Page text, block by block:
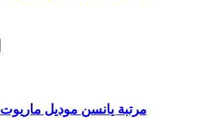
مرتبة يانسن موديل ماريوت 160*190*17 سم